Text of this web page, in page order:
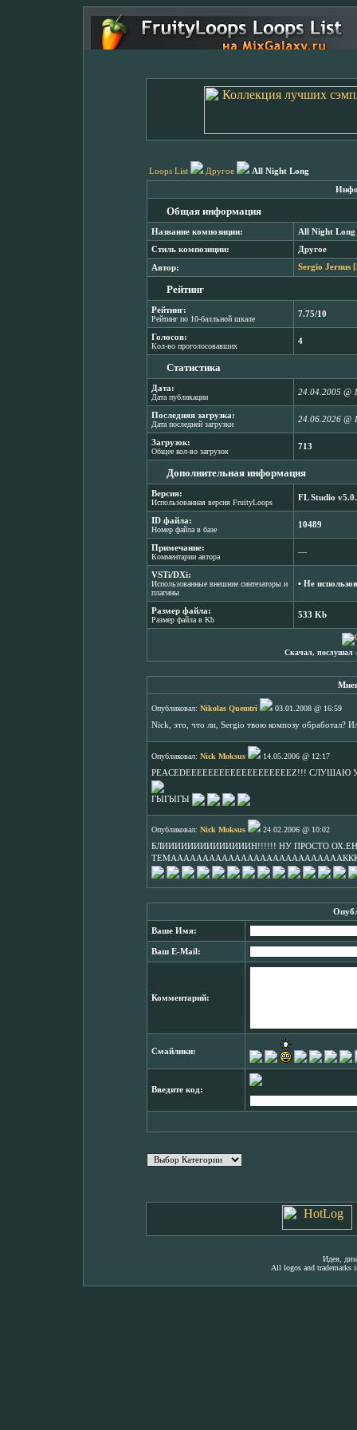
Loops List Другое All Night Long
Общая информация
Название композиции: All Night Long
Стиль композиции: Другое
Автор: Sergio Jernus
Рейтинг
Рейтинг:
Рейтинг по 10-балльной шкале
7.75/10
Голосов:
Кол-во проголосовавших
4
Статистика
Дата:
Дата публикации
24.04.2005 @
Последняя загрузка:
Дата последней загрузки
24.06.2026 @
Загрузок:
Общее кол-во загрузок
713
Дополнительная информация
Версия:
Использованная версия FruityLoops
FL Studio
ID файла:
Номер файла в базе
10489
Примечание:
Комментарии автора
―
VSTi/DXi:
Использованные внешние синтезаторы и
плагины
▪ Не
Размер файла:
Размер файла в Kb
533 Kb
Скачал, послушал
Опубликовал: Nikolas Quemtri
03.01.2008 @ 16:59
Nick, это, что ли, Sergio твою композу обработал?
Опубликовал: Nick Moksus
14.05.2006 @ 12:17
PEACEDEEEEEEEEEEEEEEEEEEEZ!!!
ГЫГЫГЫ
Опубликовал: Nick Moksus
24.02.2006 @ 10:02
БЛИИИИИИИИИИИИИИН!!!!!! НУ ПРОСТО
Ваше Имя:
Ваш E-Mail:
Комментарий:
Смайлики:
Введите код:
Идея,
All logos and trademarks